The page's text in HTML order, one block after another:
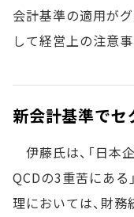
会計基準の適用が
して経営上の注意
新会計基準でセ
伊藤氏は、「日本
QCDの3重苦にある
理においては、財